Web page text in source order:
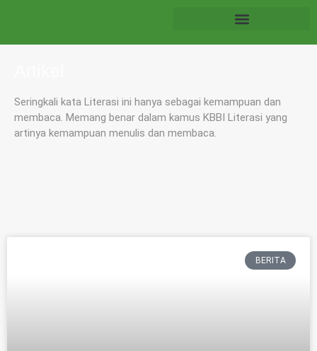
Seringkali kata Literasi ini hanya sebagai kemampuan dan
membaca. Memang benar dalam kamus KBBI Literasi yang
artinya kemampuan menulis dan membaca.
BERITA